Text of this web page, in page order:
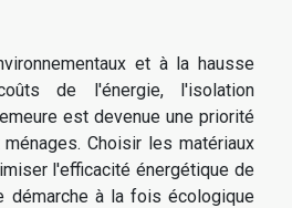
et à la hausse
de l'énergie, l'isolation
est devenue une priorité
Choisir les matériaux
l'efficacité énergétique de
démarche à la fois écologique